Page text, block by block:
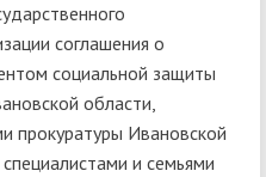
соглашения о
социальной защиты
области,
прокуратуры Ивановской
и семьями